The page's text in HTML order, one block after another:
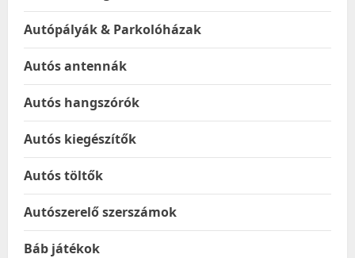
Autópályák & Parkolóházak
Autós antennák
Autós hangszórók
Autós kiegészítők
Autós töltők
Autószerelő szerszámok
Báb játékok